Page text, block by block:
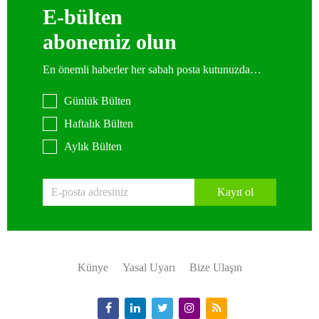
E-bülten
abonemiz olun
En önemli haberler her sabah posta kutunuzda…
Günlük Bülten
Haftalık Bülten
Aylık Bülten
Kayıt ol
Künye Yasal Uyarı Bize Ulaşın